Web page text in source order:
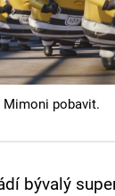
Mimoni pobavit.
bývalý